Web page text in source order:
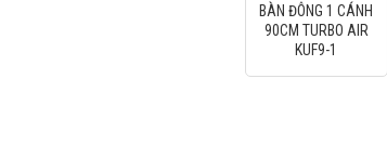
BÀN ĐÔNG 1 CÁNH
90CM TURBO AIR
KUF9-1